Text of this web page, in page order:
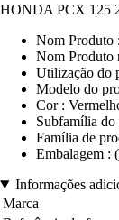
HONDA PCX 125
Nom Produto
Nom Produto
Utilização do
Modelo do
Cor :
Subfamília do
Família de
Embalagem :
Informações
Marca